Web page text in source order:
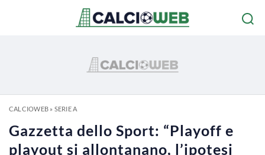
CALCIOWEB» SERIE A
Gazzetta dello Sport: “Playoff e
playout si allontanano, l’ipotesi